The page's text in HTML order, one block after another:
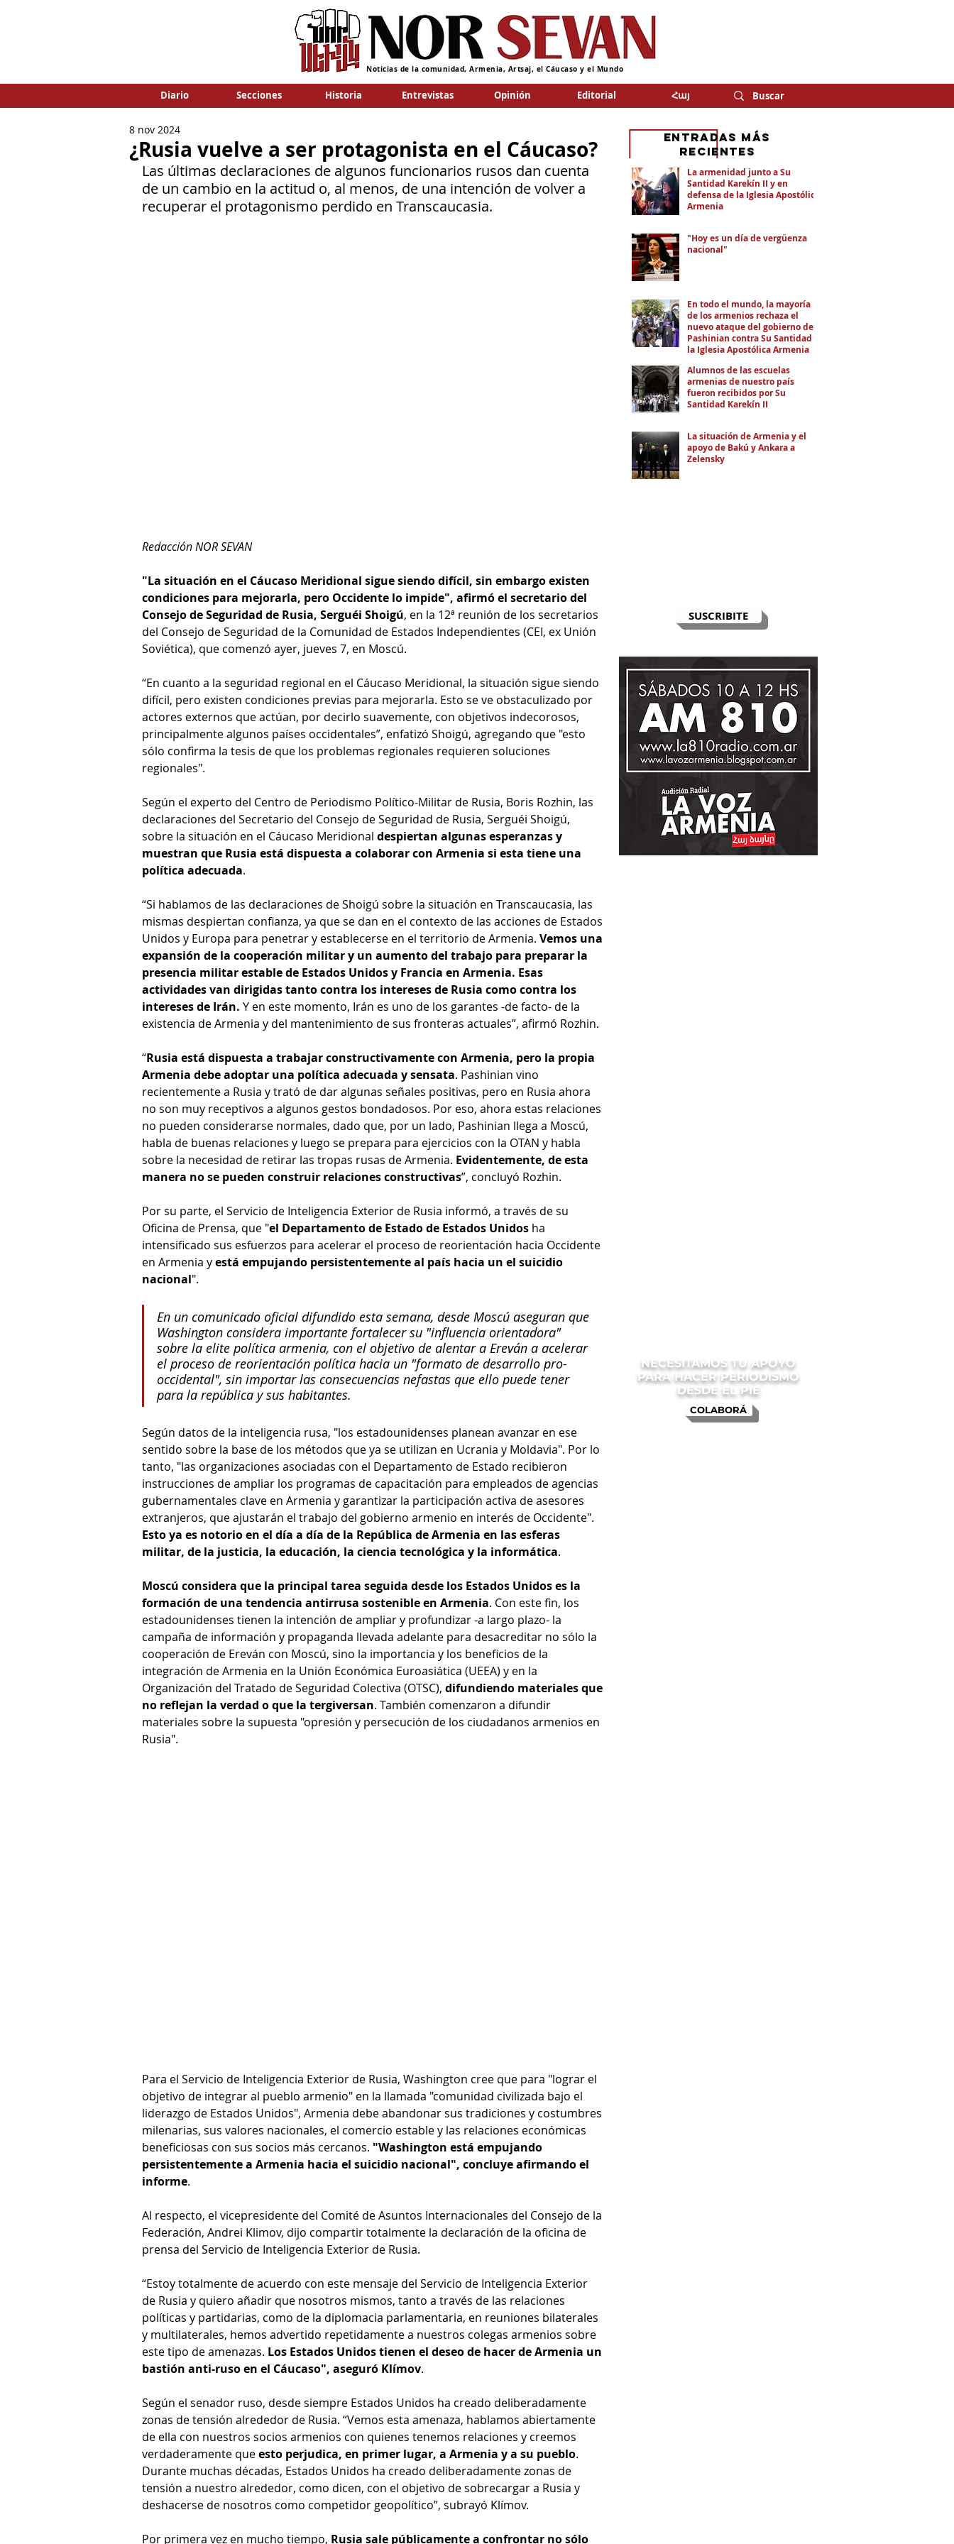
Noticias de la comunidad, Armenia, Artsaj, el Cáucaso y el Mundo
Diario Secciones Historia Entrevistas Opinión Editorial Հայ
¿Rusia vuelve a ser protagonista en el Cáucaso?
8 nov 2024
Las últimas declaraciones de algunos funcionarios rusos dan cuenta
de un cambio en la actitud o, al menos, de una intención de volver a
recuperar el protagonismo perdido en Transcaucasia.
Redacción NOR SEVAN
"La situación en el Cáucaso Meridional sigue siendo difícil, sin embargo existen
condiciones para mejorarla, pero Occidente lo impide", afirmó el secretario del
Consejo de Seguridad de Rusia, Serguéi Shoigú, en la 12ª reunión de los secretarios
del Consejo de Seguridad de la Comunidad de Estados Independientes (CEI, ex Unión
Soviética), que comenzó ayer, jueves 7, en Moscú.
“En cuanto a la seguridad regional en el Cáucaso Meridional, la situación sigue siendo
difícil, pero existen condiciones previas para mejorarla. Esto se ve obstaculizado por
actores externos que actúan, por decirlo suavemente, con objetivos indecorosos,
principalmente algunos países occidentales”, enfatizó Shoigú, agregando que "esto
sólo confirma la tesis de que los problemas regionales requieren soluciones
regionales".
Según el experto del Centro de Periodismo Político-Militar de Rusia, Boris Rozhin, las
declaraciones del Secretario del Consejo de Seguridad de Rusia, Serguéi Shoigú,
sobre la situación en el Cáucaso Meridional despiertan algunas esperanzas y
muestran que Rusia está dispuesta a colaborar con Armenia si esta tiene una
política adecuada.
“Si hablamos de las declaraciones de Shoigú sobre la situación en Transcaucasia, las
mismas despiertan confianza, ya que se dan en el contexto de las acciones de Estados
Unidos y Europa para penetrar y establecerse en el territorio de Armenia. Vemos una
expansión de la cooperación militar y un aumento del trabajo para preparar la
presencia militar estable de Estados Unidos y Francia en Armenia. Esas
actividades van dirigidas tanto contra los intereses de Rusia como contra los
intereses de Irán. Y en este momento, Irán es uno de los garantes -de facto- de la
existencia de Armenia y del mantenimiento de sus fronteras actuales”, afirmó Rozhin.
“Rusia está dispuesta a trabajar constructivamente con Armenia, pero la propia
Armenia debe adoptar una política adecuada y sensata. Pashinian vino
recientemente a Rusia y trató de dar algunas señales positivas, pero en Rusia ahora
no son muy receptivos a algunos gestos bondadosos. Por eso, ahora estas relaciones
no pueden considerarse normales, dado que, por un lado, Pashinian llega a Moscú,
habla de buenas relaciones y luego se prepara para ejercicios con la OTAN y habla
sobre la necesidad de retirar las tropas rusas de Armenia. Evidentemente, de esta
manera no se pueden construir relaciones constructivas”, concluyó Rozhin.
Por su parte, el Servicio de Inteligencia Exterior de Rusia informó, a través de su
Oficina de Prensa, que "el Departamento de Estado de Estados Unidos ha
intensificado sus esfuerzos para acelerar el proceso de reorientación hacia Occidente
en Armenia y está empujando persistentemente al país hacia un el suicidio
nacional".
En un comunicado oficial difundido esta semana, desde Moscú aseguran que
Washington considera importante fortalecer su "influencia orientadora"
sobre la elite política armenia, con el objetivo de alentar a Ereván a acelerar
el proceso de reorientación política hacia un "formato de desarrollo pro-
occidental", sin importar las consecuencias nefastas que ello puede tener
para la república y sus habitantes.
Según datos de la inteligencia rusa, "los estadounidenses planean avanzar en ese
sentido sobre la base de los métodos que ya se utilizan en Ucrania y Moldavia". Por lo
tanto, "las organizaciones asociadas con el Departamento de Estado recibieron
instrucciones de ampliar los programas de capacitación para empleados de agencias
gubernamentales clave en Armenia y garantizar la participación activa de asesores
extranjeros, que ajustarán el trabajo del gobierno armenio en interés de Occidente".
Esto ya es notorio en el día a día de la República de Armenia en las esferas
militar, de la justicia, la educación, la ciencia tecnológica y la informática.
Moscú considera que la principal tarea seguida desde los Estados Unidos es la
formación de una tendencia antirrusa sostenible en Armenia. Con este fin, los
estadounidenses tienen la intención de ampliar y profundizar -a largo plazo- la
campaña de información y propaganda llevada adelante para desacreditar no sólo la
cooperación de Ereván con Moscú, sino la importancia y los beneficios de la
integración de Armenia en la Unión Económica Euroasiática (UEEA) y en la
Organización del Tratado de Seguridad Colectiva (OTSC), difundiendo materiales que
no reflejan la verdad o que la tergiversan. También comenzaron a difundir
materiales sobre la supuesta "opresión y persecución de los ciudadanos armenios en
Rusia".
Para el Servicio de Inteligencia Exterior de Rusia, Washington cree que para "lograr el
objetivo de integrar al pueblo armenio" en la llamada "comunidad civilizada bajo el
liderazgo de Estados Unidos", Armenia debe abandonar sus tradiciones y costumbres
milenarias, sus valores nacionales, el comercio estable y las relaciones económicas
beneficiosas con sus socios más cercanos. "Washington está empujando
persistentemente a Armenia hacia el suicidio nacional", concluye afirmando el
informe.
Al respecto, el vicepresidente del Comité de Asuntos Internacionales del Consejo de la
Federación, Andrei Klimov, dijo compartir totalmente la declaración de la oficina de
prensa del Servicio de Inteligencia Exterior de Rusia.
“Estoy totalmente de acuerdo con este mensaje del Servicio de Inteligencia Exterior
de Rusia y quiero añadir que nosotros mismos, tanto a través de las relaciones
políticas y partidarias, como de la diplomacia parlamentaria, en reuniones bilaterales
y multilaterales, hemos advertido repetidamente a nuestros colegas armenios sobre
este tipo de amenazas. Los Estados Unidos tienen el deseo de hacer de Armenia un
bastión anti-ruso en el Cáucaso", aseguró Klímov.
Según el senador ruso, desde siempre Estados Unidos ha creado deliberadamente
zonas de tensión alrededor de Rusia. “Vemos esta amenaza, hablamos abiertamente
de ella con nuestros socios armenios con quienes tenemos relaciones y creemos
verdaderamente que esto perjudica, en primer lugar, a Armenia y a su pueblo.
Durante muchas décadas, Estados Unidos ha creado deliberadamente zonas de
tensión a nuestro alrededor, como dicen, con el objetivo de sobrecargar a Rusia y
deshacerse de nosotros como competidor geopolítico”, subrayó Klímov.
Por primera vez en mucho tiempo, Rusia sale públicamente a confrontar no sólo
SUSCRIBITE
La armenidad junto a Su
Santidad Karekín II y en
defensa de la Iglesia Apostólica
Armenia
"Hoy es un día de vergüenza
nacional"
En todo el mundo, la mayoría
de los armenios rechaza el
nuevo ataque del gobierno de
Pashinian contra Su Santidad y
la Iglesia Apostólica Armenia
Alumnos de las escuelas
armenias de nuestro país
fueron recibidos por Su
Santidad Karekín II
La situación de Armenia y el
apoyo de Bakú y Ankara a
Zelensky
eNTRADAS MÁS
RECIENTES
COLABORÁ
NECESITAMOS TU APOYO
PARA HACER PERIODISMO
DESDE EL PIE